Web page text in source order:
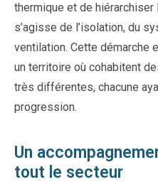
thermique et de hiérarchiser
s’agisse de l’isolation, du
ventilation. Cette démarche
un territoire où cohabitent
très différentes, chacune
progression.
Un
tout le secteur